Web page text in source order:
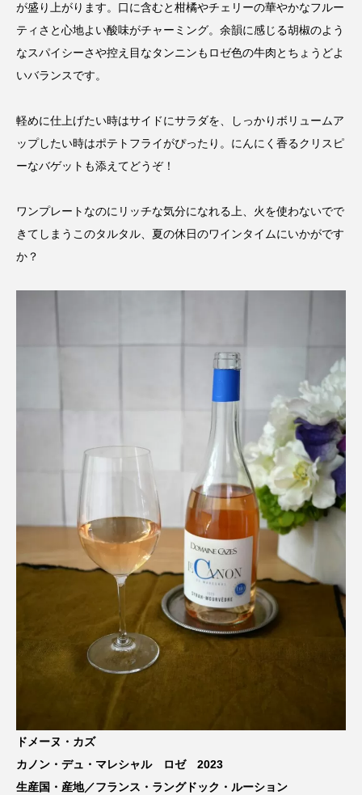
が盛り上がります。口に含むと柑橘やチェリーの華やかなフルー
ティさと心地よい酸味がチャーミング。余韻に感じる胡椒のよう
なスパイシーさや控え目なタンニンもロゼ色の牛肉とちょうどよ
いバランスです。
軽めに仕上げたい時はサイドにサラダを、しっかりボリュームア
ップしたい時はポテトフライがぴったり。にんにく香るクリスピ
ーなバゲットも添えてどうぞ！
ワンプレートなのにリッチな気分になれる上、火を使わないでで
きてしまうこのタルタル、夏の休日のワインタイムにいかがです
か？
ドメーヌ・カズ
カノン・デュ・マレシャル ロゼ 2023
生産国・産地／フランス・ラングドック・ルーション